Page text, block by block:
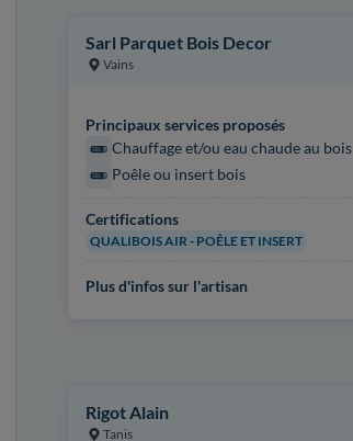
Sarl Parquet Bois Decor
Vains
Principaux services proposés
Chauffage et/ou eau chaude au bois
Poêle ou insert bois
Certifications
QUALIBOIS AIR - POÊLE ET INSERT
Plus d'infos sur l'artisan
Rigot Alain
Tanis